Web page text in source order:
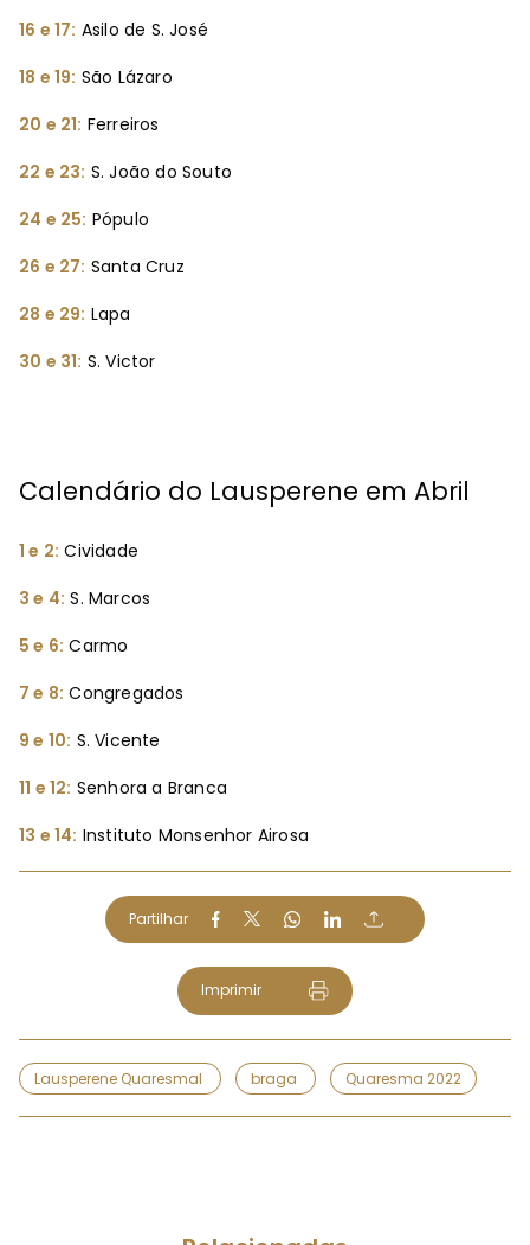
16 e 17: Asilo de S. José
18 e 19: São Lázaro
20 e 21: Ferreiros
22 e 23: S. João do Souto
24 e 25: Pópulo
26 e 27: Santa Cruz
28 e 29: Lapa
30 e 31: S. Victor
Calendário do Lausperene em Abril
1 e 2: Cividade
3 e 4: S. Marcos
5 e 6: Carmo
7 e 8: Congregados
9 e 10: S. Vicente
11 e 12: Senhora a Branca
13 e 14: Instituto Monsenhor Airosa
Partilhar
Imprimir
Lausperene Quaresmal braga Quaresma 2022